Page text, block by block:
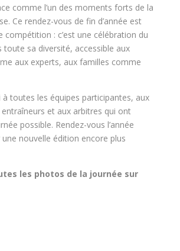
comme l’un des moments forts de la
Ce rendez-vous de fin d’année est
compétition : c’est une célébration du
toute sa diversité, accessible aux
aux experts, aux familles comme
à toutes les équipes participantes, aux
et aux arbitres qui ont
possible. Rendez-vous l’année
nouvelle édition encore plus
les photos de la journée sur